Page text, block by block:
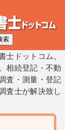
ドットコム。
相続登記・不動
査・測量・登記
査士が解決致し